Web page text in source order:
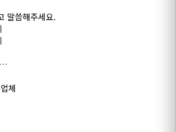
말씀해주세요.
…
체